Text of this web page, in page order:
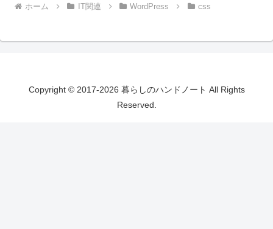
ホーム IT関連 WordPress css
Copyright © 2017-2026 暮らしのハンドノート All Rights
Reserved.